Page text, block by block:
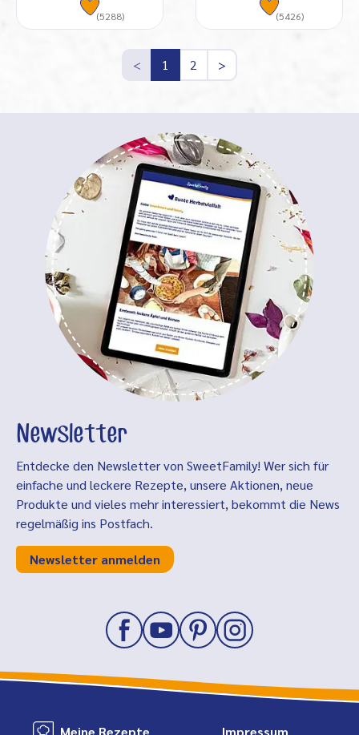
(5288) (5426)
< 1 2 >
Newsletter
Entdecke den Newsletter von SweetFamily! Wer sich für
einfache und leckere Rezepte, unsere Aktionen, neue
Produkte und vieles mehr interessiert, bekommt die News
regelmäßig ins Postfach.
Newsletter anmelden